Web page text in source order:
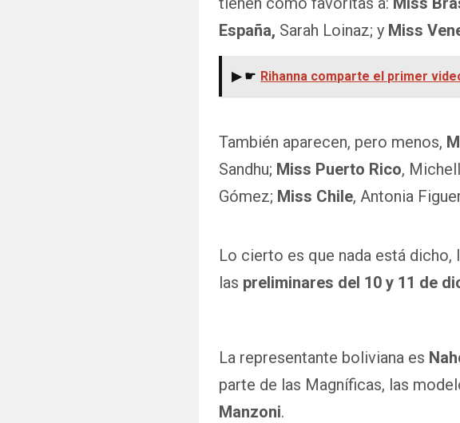
España, Sarah Loinaz; y Miss
▶ ☛ Rihanna comparte el primer
También aparecen, pero menos,
Sandhu; Miss Puerto Rico,
Gómez; Miss Chile, Antonia
Lo cierto es que nada está dicho,
las preliminares del 10 y 11 de
La representante boliviana es
parte de las Magníficas, las
Manzoni.